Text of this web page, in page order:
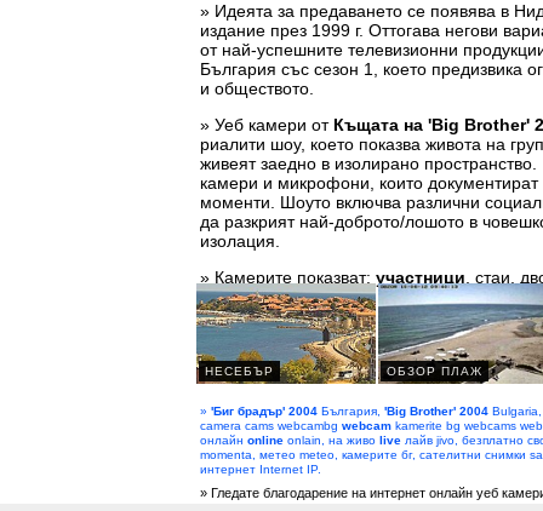
» Идеята за предаването се появява в
издание през 1999 г. Оттогава негови
от най-успешните телевизионни
България със сезон 1, което предизвика
и обществото.
» Уеб камери от Къщата на 'Big Brother'
риалити шоу, което показва живота на
живеят заедно в изолирано
камери и микрофони, които
моменти. Шоуто включва различни
да разкрият най-доброто/лошото в
изолация.
» Камерите показват: участници , стаи,
» 'Биг брадър' 2004 България, 'Big Brother' 2004
camera cams webcambg webcam kamerite bg webcams
онлайн online onlain, на живо live лайв jivo, безплатно
momenta, метео meteo, камерите бг, сателитни снимки
интернет Internet IP.
» Гледате благодарение на интернет онлайн уеб